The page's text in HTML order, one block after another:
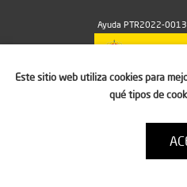
Ayuda PTR2022-
MICIU/AEI/
Política de
Este sitio web utiliza cookies para
qué tipos de